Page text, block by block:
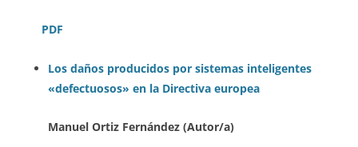
PDF
Los daños producidos por sistemas inteligentes
«defectuosos» en la Directiva europea
Manuel Ortiz Fernández (Autor/a)